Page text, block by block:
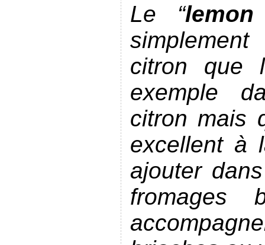
Le “
citron que
exemple
citron mais
excellent à
ajouter
fromages